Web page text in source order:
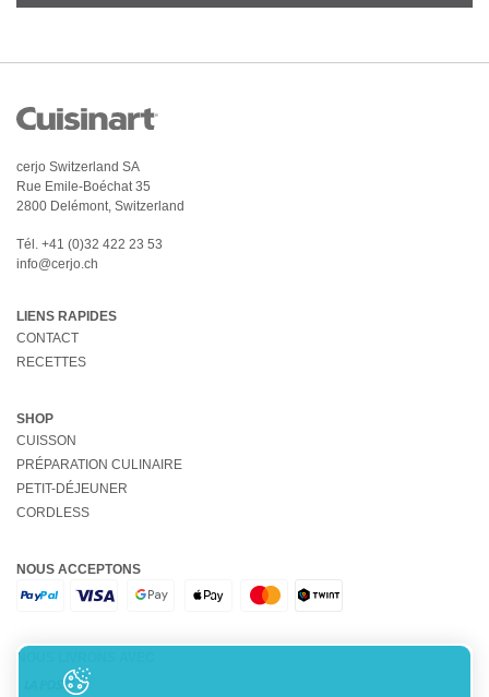
cerjo Switzerland SA
Rue Emile-Boéchat 35
2800 Delémont, Switzerland
Tél. +41 (0)32 422 23 53
info@cerjo.ch
LIENS RAPIDES
CONTACT
RECETTES
SHOP
CUISSON
PRÉPARATION CULINAIRE
PETIT-DÉJEUNER
CORDLESS
NOUS ACCEPTONS
NOUS LIVRONS AVEC